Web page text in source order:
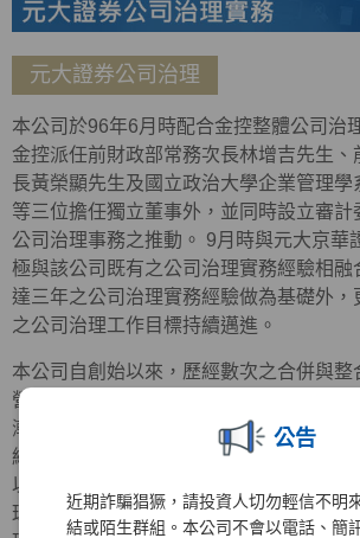
公告
近期詐騙猖獗，請投資人切勿輕信不明
結或陌生群組。本公司不會以電話、簡
元大證券公司治理
本公司於96年6月時配合金控整體公司治
金控派任前財政部常務次長林增吉先生、
長黃榮顯先生及國立政治大學企業管理學
等三位擔任獨立董事外，並同時設立審計
公司治理事務之推動。 9月時與元大京華
極與該公司既有之公司治理實務經驗相融
達三年之公司治理實務經驗做為基礎外，
之公司治理工作目標持續邁進。
本公司自創始以來，歷經數次之合併與整
營績效均居同業之冠，隨著組織日益壯大
漸繁重，原有之經營治理方式實已不符需
經營效率，強化企業競爭力，增加與股東
以期能躋身於國際級金融集團之林。 值此
球經營管理要項時，強化董監事之功能並